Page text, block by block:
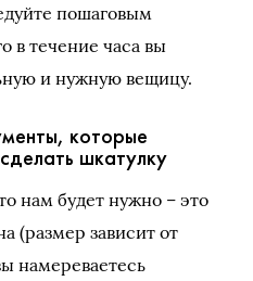
пошаговым
в течение часа вы
и нужную вещицу.
которые
шкатулку
нам будет нужно – это
(размер зависит от
намереваетесь